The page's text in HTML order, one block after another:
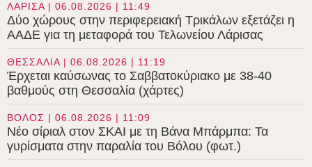
ΛΑΡΙΣΑ | 06.08.2026 | 11:49
Δύο χώρους στην περιφερειακή Τρικάλων εξετάζει η
ΑΑΔΕ για τη μεταφορά του Τελωνείου Λάρισας
ΘΕΣΣΑΛΙΑ | 06.08.2026 | 11:19
Έρχεται καύσωνας το Σαββατοκύριακο με 38-40
βαθμούς στη Θεσσαλία (χάρτες)
ΒΟΛΟΣ | 06.08.2026 | 11:09
Νέο σίριαλ στον ΣΚΑΙ με τη Βάνα Μπάρμπα: Τα
γυρίσματα στην παραλία του Βόλου (φωτ.)